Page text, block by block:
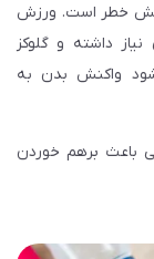
خطر است. ورزش
داشته و گلوکز
واکنش بدن به
باعث برهم خوردن